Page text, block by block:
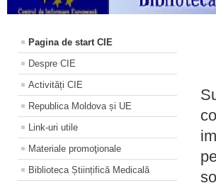
Pagina de start CIE
Despre CIE
Activități CIE
Republica Moldova și UE
Link-uri utile
Materiale promoţionale
Biblioteca Științifică Medicală